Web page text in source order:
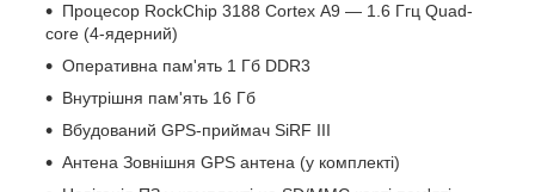
Процесор RockChip 3188 Cortex А9 — 1.6 Ггц Quad-
core (4-ядерний)
Оперативна пам'ять 1 Гб DDR3
Внутрішня пам'ять 16 Гб
Вбудований GPS-приймач SiRF III
Антена Зовнішня GPS антена (у комплекті)